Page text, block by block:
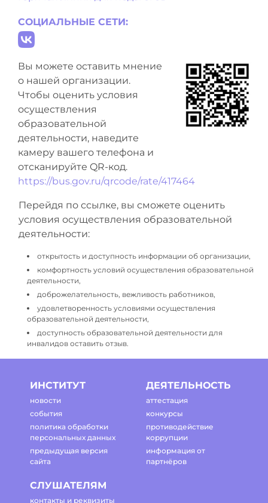
СОЦИАЛЬНЫЕ СЕТИ:
Вы можете оставить мнение
о нашей организации.
Чтобы оценить условия
осуществления
образовательной
деятельности, наведите
камеру вашего телефона и
отсканируйте QR-код.
https://bus.gov.ru/qrcode/rate/417464
Перейдя по ссылке, вы сможете оценить
условия осуществления образовательной
деятельности:
открытость и доступность информации об организации,
комфортность условий осуществления образовательной
деятельности,
доброжелательность, вежливость работников,
удовлетворенность условиями осуществления
образовательной деятельности,
доступность образовательной деятельности для
инвалидов оставить отзыв.
ИНСТИТУТ
новости
события
политика обработки
персональных данных
предыдущая версия
сайта
ДЕЯТЕЛЬНОСТЬ
аттестация
конкурсы
противодействие
коррупции
информация от
партнёров
СЛУШАТЕЛЯМ
контакты и реквизиты